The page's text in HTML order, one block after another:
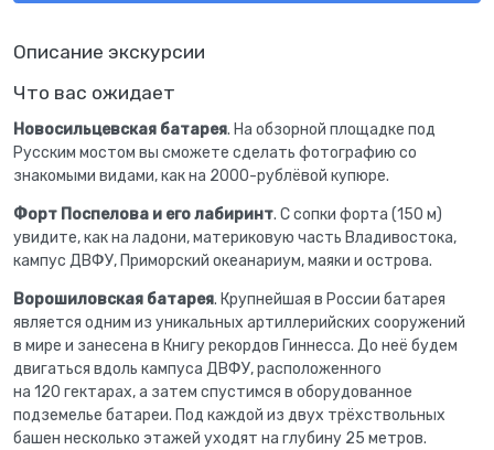
Описание экскурсии
Что вас ожидает
Новосильцевская батарея. На обзорной площадке под
Русским мостом вы сможете сделать фотографию со
знакомыми видами, как на 2000-рублёвой купюре.
Форт Поспелова и его лабиринт. С сопки форта (150 м)
увидите, как на ладони, материковую часть Владивостока,
кампус ДВФУ, Приморский океанариум, маяки и острова.
Ворошиловская батарея. Крупнейшая в России батарея
является одним из уникальных артиллерийских сооружений
в мире и занесена в Книгу рекордов Гиннесса. До неё будем
двигаться вдоль кампуса ДВФУ, расположенного
на 120 гектарах, а затем спустимся в оборудованное
подземелье батареи. Под каждой из двух трёхствольных
башен несколько этажей уходят на глубину 25 метров.